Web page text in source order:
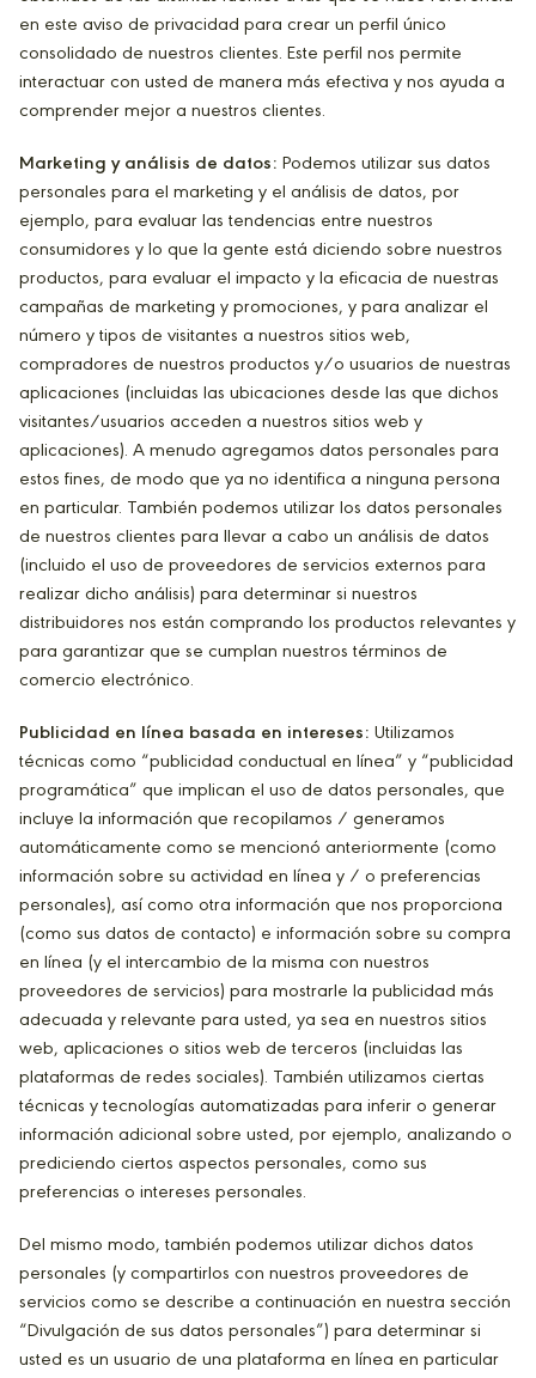
en este aviso de privacidad para crear un perfil único
consolidado de nuestros clientes. Este perfil nos permite
interactuar con usted de manera más efectiva y nos ayuda a
comprender mejor a nuestros clientes.
Marketing y análisis de datos: Podemos utilizar sus datos
personales para el marketing y el análisis de datos, por
ejemplo, para evaluar las tendencias entre nuestros
consumidores y lo que la gente está diciendo sobre nuestros
productos, para evaluar el impacto y la eficacia de nuestras
campañas de marketing y promociones, y para analizar el
número y tipos de visitantes a nuestros sitios web,
compradores de nuestros productos y/o usuarios de nuestras
aplicaciones (incluidas las ubicaciones desde las que dichos
visitantes/usuarios acceden a nuestros sitios web y
aplicaciones). A menudo agregamos datos personales para
estos fines, de modo que ya no identifica a ninguna persona
en particular. También podemos utilizar los datos personales
de nuestros clientes para llevar a cabo un análisis de datos
(incluido el uso de proveedores de servicios externos para
realizar dicho análisis) para determinar si nuestros
distribuidores nos están comprando los productos relevantes y
para garantizar que se cumplan nuestros términos de
comercio electrónico.
Publicidad en línea basada en intereses: Utilizamos
técnicas como “publicidad conductual en línea” y “publicidad
programática” que implican el uso de datos personales, que
incluye la información que recopilamos / generamos
automáticamente como se mencionó anteriormente (como
información sobre su actividad en línea y / o preferencias
personales), así como otra información que nos proporciona
(como sus datos de contacto) e información sobre su compra
en línea (y el intercambio de la misma con nuestros
proveedores de servicios) para mostrarle la publicidad más
adecuada y relevante para usted, ya sea en nuestros sitios
web, aplicaciones o sitios web de terceros (incluidas las
plataformas de redes sociales). También utilizamos ciertas
técnicas y tecnologías automatizadas para inferir o generar
información adicional sobre usted, por ejemplo, analizando o
prediciendo ciertos aspectos personales, como sus
preferencias o intereses personales.
Del mismo modo, también podemos utilizar dichos datos
personales (y compartirlos con nuestros proveedores de
servicios como se describe a continuación en nuestra sección
“Divulgación de sus datos personales”) para determinar si
usted es un usuario de una plataforma en línea en particular